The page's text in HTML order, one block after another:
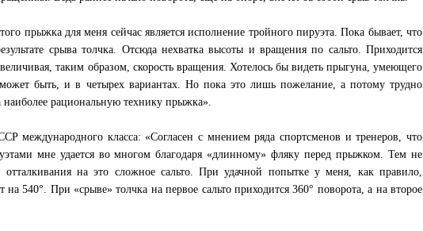
прыжка для меня сейчас является исполнение тройного пируэта. Пока бывает, что
срыва толчка. Отсюда нехватка высоты и вращения по сальто. Приходится
таким образом, скорость вращения. Хотелось бы видеть прыгуна, умеющего
быть, и в четырех вариантах. Но пока это лишь пожелание, а потому трудно
наиболее рациональную технику прыжка».
международного класса: «Согласен с мнением ряда спортсменов и тренеров, что
мне удается во многом благодаря «длинному» фляку перед прыжком. Тем не
на это сложное сальто. При удачной попытке у меня, как правило,
на 540°. При «срыве» толчка на первое сальто приходится 360° поворота, а на второе